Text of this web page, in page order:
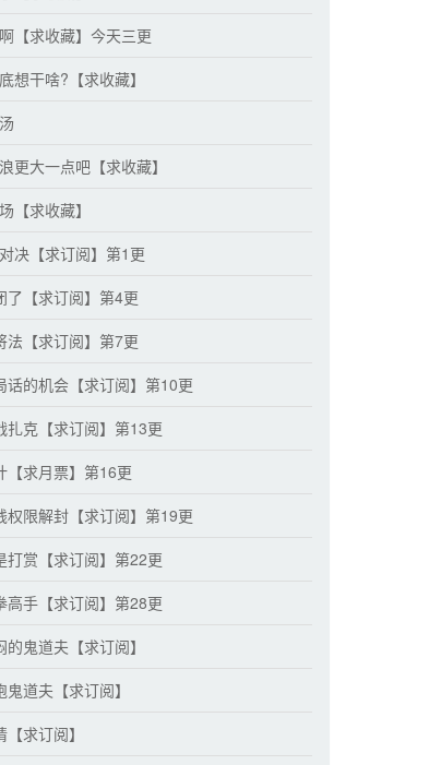
【求收藏】今天三更
想干啥?【求收藏】
更大一点吧【求收藏】
【求收藏】
决【求订阅】第1更
了【求订阅】第4更
法【求订阅】第7更
话的机会【求订阅】第10更
扎克【求订阅】第13更
【求月票】第16更
权限解封【求订阅】第19更
打赏【求订阅】第22更
高手【求订阅】第28更
鬼道夫【求订阅】
道夫【求订阅】
求订阅】